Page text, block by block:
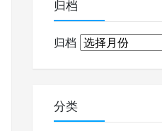
归档
归档
分类